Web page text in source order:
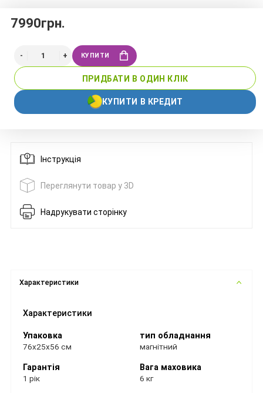
7990грн.
КУПИТИ
ПРИДБАТИ В ОДИН КЛІК
КУПИТИ В КРЕДИТ
Інструкція
Переглянути товар у 3D
Надрукувати сторінку
Характеристики
Характеристики
Упаковка
76х25х56 см
Гарантія
1 рік
тип обладнання
магнітний
Вага маховика
6 кг